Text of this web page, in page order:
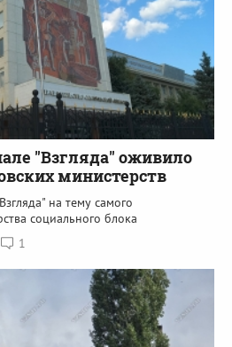
"Взгляда" оживило
министерств
на тему самого
социального блока
1